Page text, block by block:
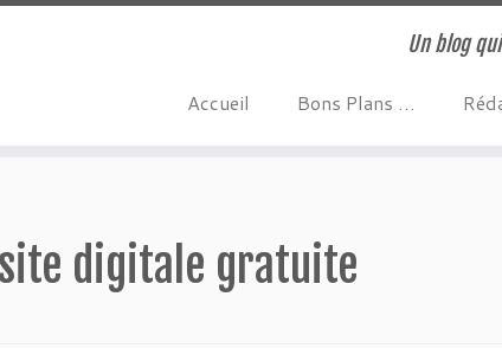
Un blog
Accueil Bons Plans …
digitale gratuite